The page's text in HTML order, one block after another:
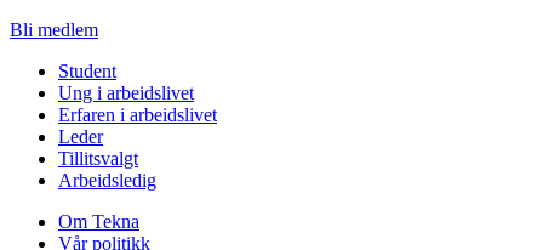
Bli medlem
Student
Ung i arbeidslivet
Erfaren i arbeidslivet
Leder
Tillitsvalgt
Arbeidsledig
Om Tekna
Vår politikk